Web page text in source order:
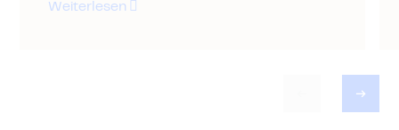
Weiterlesen